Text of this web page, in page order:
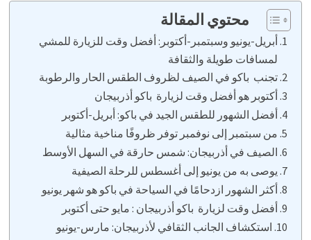
محتوي المقالة
أبريل-يونيو وسبتمبر-أكتوبر: أفضل وقت للزيارة للمشي
لمسافات طويلة والثقافة
تجنب باكو في الصيف لظروف الطقس الحار والرطوبة
أكتوبر هو أفضل وقت لزيارة باكو أذربيجان
أفضل الشهور للطقس الجيد في باكو: أبريل-أكتوبر
من سبتمبر إلى نوفمبر توفر ظروفًا مناخية مثالية
الصيف في أذربيجان: شمس حارقة في السهل الأوسط
يوصى به من يونيو إلى أغسطس للرحلة الصيفية
أكثر الشهور ازدحامًا في السياحة في باكو هو شهر يونيو
أفضل وقت لزيارة باكو أذربيجان : مايو حتى أكتوبر
استكشاف الجانب الثقافي لأذربيجان: مارس-يونيو